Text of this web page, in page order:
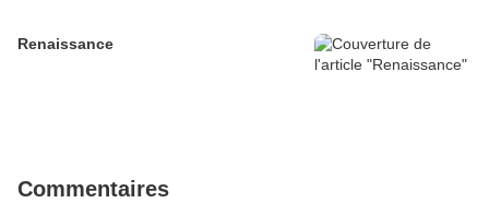
Renaissance
Commentaires